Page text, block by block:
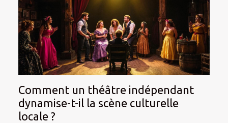
Comment un théâtre indépendant
dynamise-t-il la scène culturelle
locale ?